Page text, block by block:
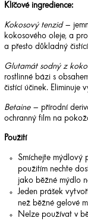
Klíčové ingredience:
Kokosový tenzid–
kokosového oleje, a
a přesto důkladný
Glutamát sodný z
rostlinné bázi s
čistící účinek. Eliminuje
Betaine– přírodní
ochranný film na
Použití
Smíchejte mýdlový
použitím nechte
jako běžné mýdlo
Jeden prášek
než běžné gelové
Nelze používat v